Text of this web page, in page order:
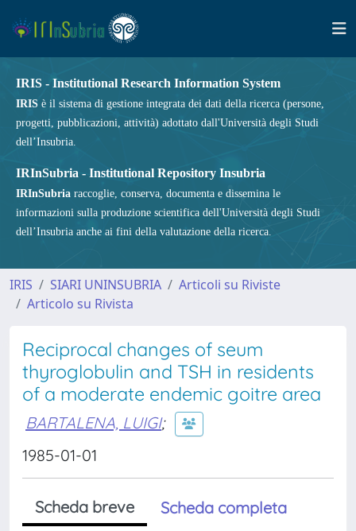
IRIS - Institutional Research Information System
IRIS è il sistema di gestione integrata dei dati della ricerca (persone,
progetti, pubblicazioni, attività) adottato dall'Università degli Studi
dell’Insubria.
IRInSubria - Institutional Repository Insubria
IRInSubria raccoglie, conserva, documenta e dissemina le
informazioni sulla produzione scientifica dell'Università degli Studi
dell’Insubria anche ai fini della valutazione della ricerca.
IRIS SIARI UNINSUBRIA
Articoli su Riviste
Articolo su Rivista
Reciprocal changes of seum
thyroglobulin and TSH in residents
of a moderate endemic goitre area
BARTALENA, LUIGI;
1985-01-01
Scheda breve
Scheda completa